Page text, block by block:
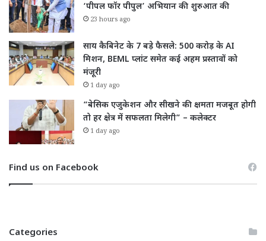
‘पीपल फॉर पीपुल’ अभियान की शुरुआत की
23 hours ago
साय कैबिनेट के 7 बड़े फैसले: 500 करोड़ के AI
मिशन, BEML प्लांट समेत कई अहम प्रस्तावों को
मंजूरी
1 day ago
“बेसिक एजुकेशन और सीखने की क्षमता मजबूत होगी
तो हर क्षेत्र में सफलता मिलेगी” – कलेक्टर
1 day ago
Find us on Facebook
Categories